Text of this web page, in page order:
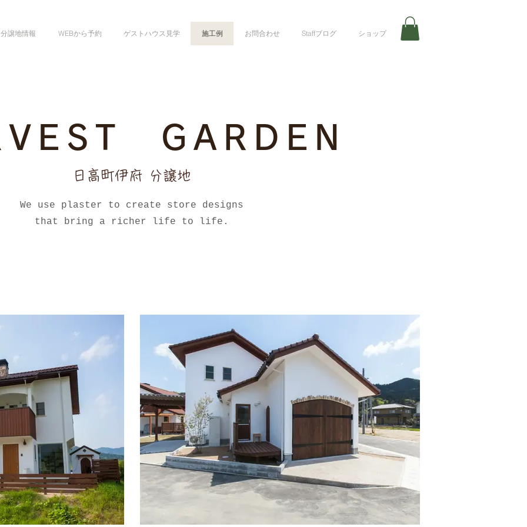
分譲地情報 WEBから予約 ゲストハウス見学 施工例 お問合わせ Staffブログ ショップ
GARDEN
日高町伊府 分譲地
We use plaster to create store designs
that bring a richer life to life.